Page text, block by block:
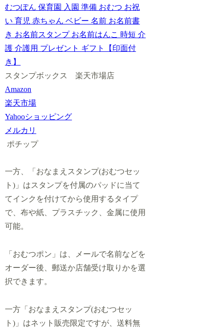
むつぽん 保育園 入園 準備 おむつ お祝
い 育児 赤ちゃん ベビー 名前 お名前書
き お名前スタンプ お名前はんこ 時短 介
護 介護用 プレゼント ギフト【印面付
き】
スタンプボックス 楽天市場店
Amazon
楽天市場
Yahooショッピング
メルカリ
ポチップ
一方、「おなまえスタンプ(おむつセッ
ト)」はスタンプを付属のパッドに当て
てインクを付けてから使用するタイプ
で、布や紙、プラスチック、金属に使用
可能。
「おむつポン」は、メールで名前などを
オーダー後、郵送か店舗受け取りかを選
択できます。
一方「おなまえスタンプ(おむつセッ
ト)」はネット販売限定ですが、送料無